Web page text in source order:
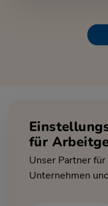
für
Unser Partner für
Unternehmen